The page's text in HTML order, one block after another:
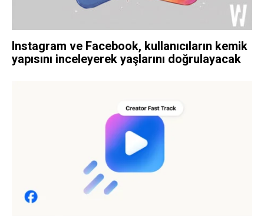
Instagram ve Facebook, kullanıcıların kemik
yapısını inceleyerek yaşlarını doğrulayacak